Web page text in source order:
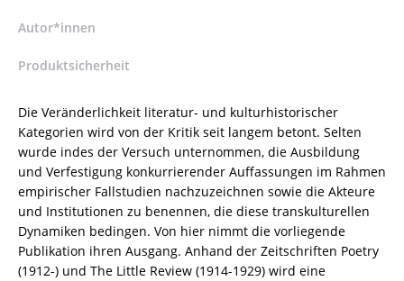
/
3-
6142-
4
/
978-
3-
82-
606142-
4
Menge
Autor*innen
Produktsicherheit
Die Veränderlichkeit literatur- und kulturhistorischer
Kategorien wird von der Kritik seit langem betont. Selten
wurde indes der Versuch unternommen, die Ausbildung
und Verfestigung konkurrierender Auffassungen im Rahmen
empirischer Fallstudien nachzuzeichnen sowie die Akteure
und Institutionen zu benennen, die diese transkulturellen
Dynamiken bedingen. Von hier nimmt die vorliegende
Publikation ihren Ausgang. Anhand der Zeitschriften Poetry
(1912-) und The Little Review (1914-1929) wird eine